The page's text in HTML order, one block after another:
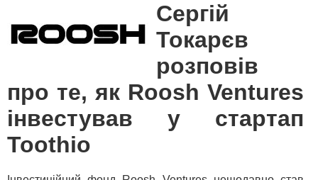
Сергій
Токарєв
розповів
про те, як Roosh Ventures
інвестував у стартап
Toothio